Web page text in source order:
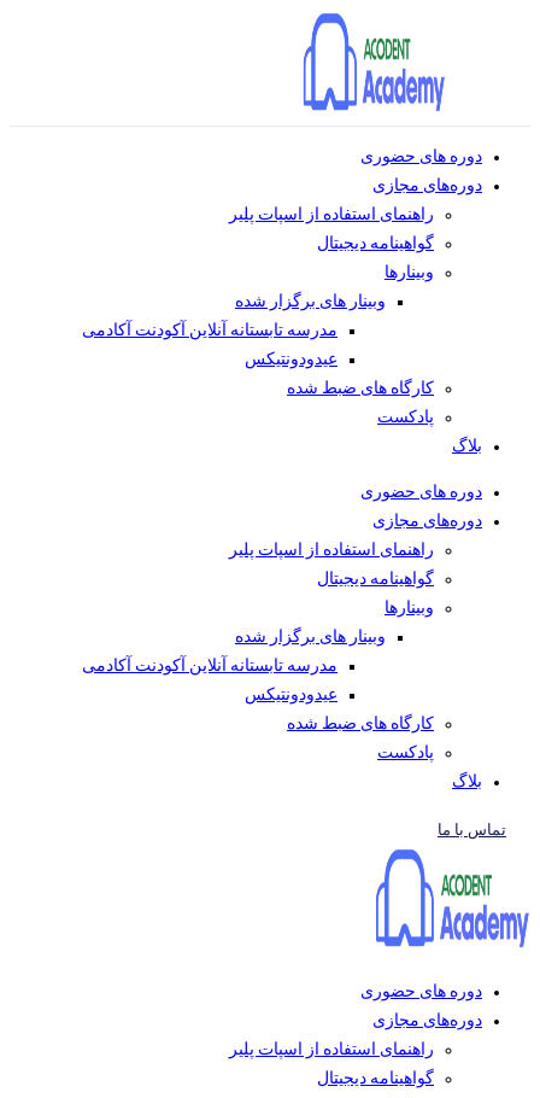
دوره های حضوری
دوره‌های مجازی
راهنمای استفاده از اسپات پلیر
گواهینامه دیجیتال
وبینار‌ها
وبینار های برگزار شده
مدرسه تابستانه آنلاین آکودنت آکادمی
عیدودونتیکس
کارگاه های ضبط شده
پادکست
بلاگ
دوره های حضوری
دوره‌های مجازی
راهنمای استفاده از اسپات پلیر
گواهینامه دیجیتال
وبینار‌ها
وبینار های برگزار شده
مدرسه تابستانه آنلاین آکودنت آکادمی
عیدودونتیکس
کارگاه های ضبط شده
پادکست
بلاگ
تماس با ما
دوره های حضوری
دوره‌های مجازی
راهنمای استفاده از اسپات پلیر
گواهینامه دیجیتال